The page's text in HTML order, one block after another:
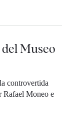
Museo
controvertida
Rafael Moneo e